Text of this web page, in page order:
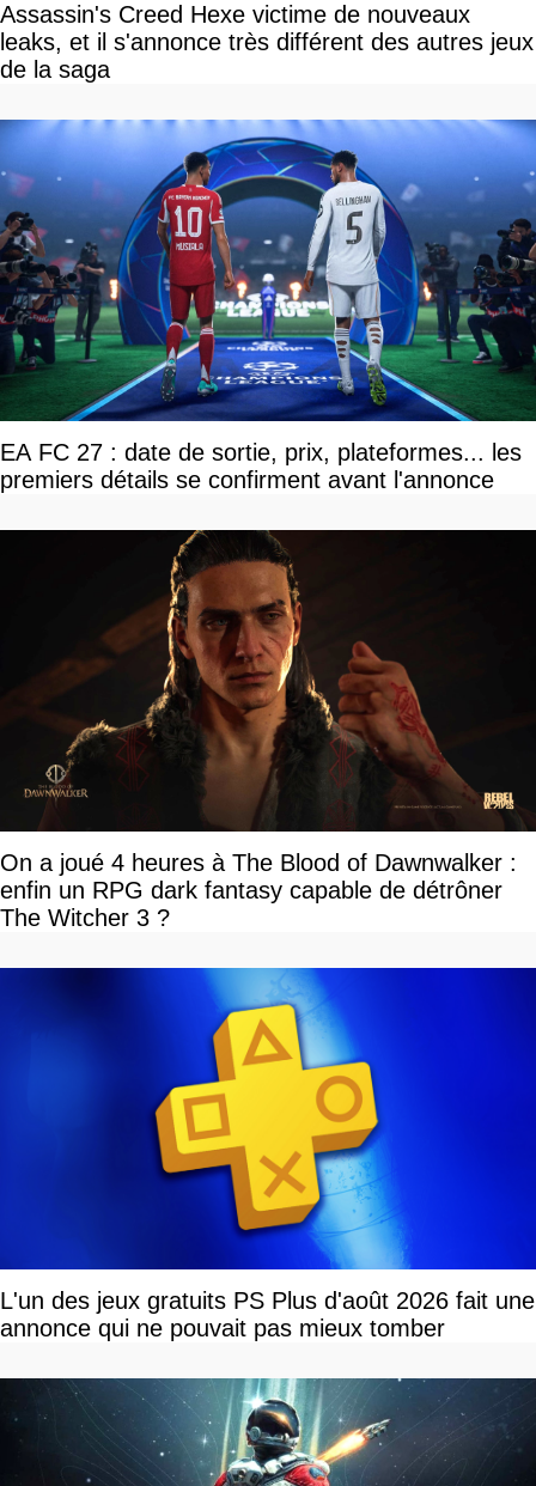
Assassin's Creed Hexe victime de nouveaux
leaks, et il s'annonce très différent des autres jeux
de la saga
EA FC 27 : date de sortie, prix, plateformes... les
premiers détails se confirment avant l'annonce
On a joué 4 heures à The Blood of Dawnwalker :
enfin un RPG dark fantasy capable de détrôner
The Witcher 3 ?
L'un des jeux gratuits PS Plus d'août 2026 fait une
annonce qui ne pouvait pas mieux tomber